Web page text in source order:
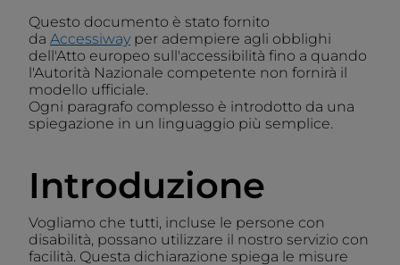
Questo documento è stato fornito
da Accessiway per adempiere agli obblighi
dell'Atto europeo sull'accessibilità fino a quando
l'Autorità Nazionale competente non fornirà il
modello ufficiale.
Ogni paragrafo complesso è introdotto da una
spiegazione in un linguaggio più semplice.
Introduzione
Vogliamo che tutti, incluse le persone con
disabilità, possano utilizzare il nostro servizio con
facilità. Questa dichiarazione spiega le misure